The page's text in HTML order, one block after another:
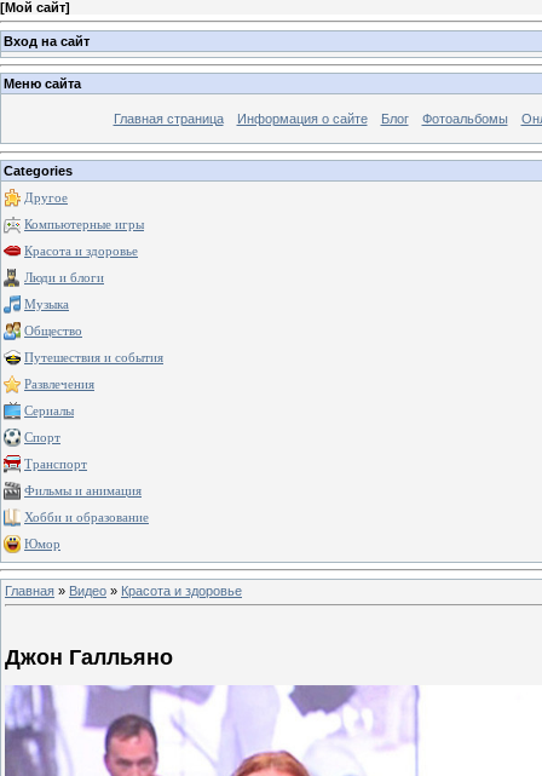
[Мой сайт]
Вход на сайт
Меню сайта
Главная страница Информация о сайте Блог Фотоальбомы
Categories
Другое
Компьютерные игры
Красота и здоровье
Люди и блоги
Музыка
Общество
Путешествия и события
Развлечения
Сериалы
Спорт
Транспорт
Фильмы и анимация
Хобби и образование
Юмор
Главная » Видео » Красота и здоровье
Джон Галльяно